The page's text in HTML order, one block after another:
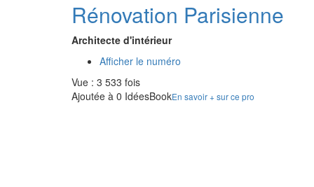
Rénovation Parisienne
Architecte d'intérieur
Afficher le numéro
Vue : 3 533 fois
Ajoutée à 0 IdéesBookEn savoir + sur ce pro